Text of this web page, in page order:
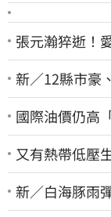
張元瀚猝逝！
新／12縣市豪
國際油價仍高
又有熱帶低壓
新／白海豚雨